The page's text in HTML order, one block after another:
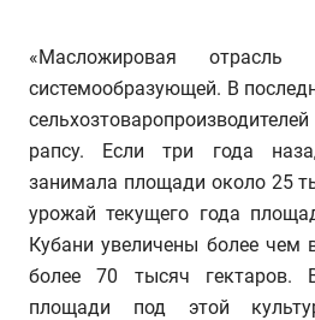
«Масложировая
системообразующей. В
рапсу. Если три года
занимала площади около 25
урожай текущего года
Кубани увеличены более чем
более 70 тысяч гектаров.
площади под этой